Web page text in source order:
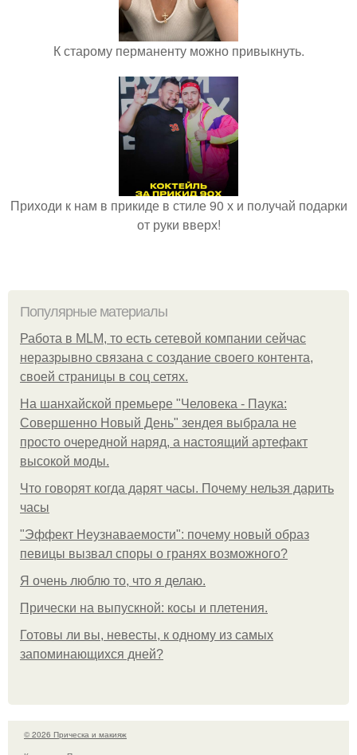
К старому перманенту можно привыкнуть.
Приходи к нам в прикиде в стиле 90 х и получай подарки
от руки вверх!
Популярные материалы
Работа в MLM, то есть сетевой компании сейчас
неразрывно связана с создание своего контента,
своей страницы в соц сетях.
На шанхайской премьере "Человека - Паука:
Совершенно Новый День" зендея выбрала не
просто очередной наряд, а настоящий артефакт
высокой моды.
Что говорят когда дарят часы. Почему нельзя дарить
часы
"Эффект Неузнаваемости": почему новый образ
певицы вызвал споры о гранях возможного?
Я очень люблю то, что я делаю.
Прически на выпускной: косы и плетения.
Готовы ли вы, невесты, к одному из самых
запоминающихся дней?
© 2026 Прическа и макияж